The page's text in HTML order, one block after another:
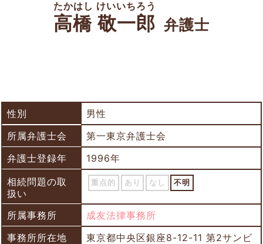
高橋 敬一郎
たかはし けいいちろう
弁護士
性別
男性
所属弁護士会
第一東京弁護士会
弁護士登録年
1996年
相続問題の取
扱い
重点的 あり なし 不明
所属事務所
成友法律事務所
事務所所在地
東京都中央区銀座8-12-11 第2サンビ